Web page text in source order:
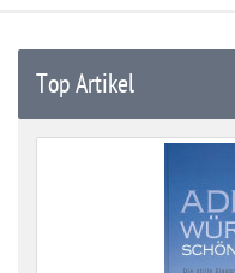
Top Artikel